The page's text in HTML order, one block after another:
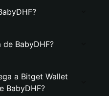
BabyDHF?
a Bitget Wallet
BabyDHF?